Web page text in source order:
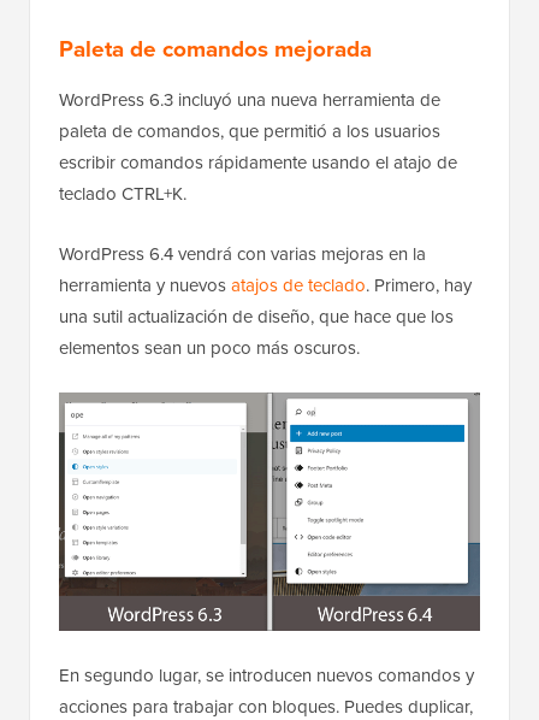
Paleta de comandos mejorada
WordPress 6.3 incluyó una nueva herramienta de
paleta de comandos, que permitió a los usuarios
escribir comandos rápidamente usando el atajo de
teclado CTRL+K.
WordPress 6.4 vendrá con varias mejoras en la
herramienta y nuevosatajos de teclado. Primero, hay
una sutil actualización de diseño, que hace que los
elementos sean un poco más oscuros.
En segundo lugar, se introducen nuevos comandos y
acciones para trabajar con bloques. Puedes duplicar,